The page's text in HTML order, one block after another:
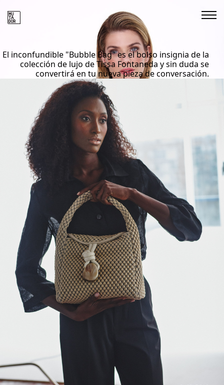
El inconfundible "Bubble Bag" es el bolso insignia de la
colección de lujo de Tissa Fontaneda y sin duda se
convertirá en tu nueva pieza de conversación.